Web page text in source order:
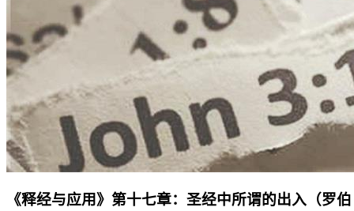
《释经与应用》第十七章：圣经中所谓的出入（罗伯